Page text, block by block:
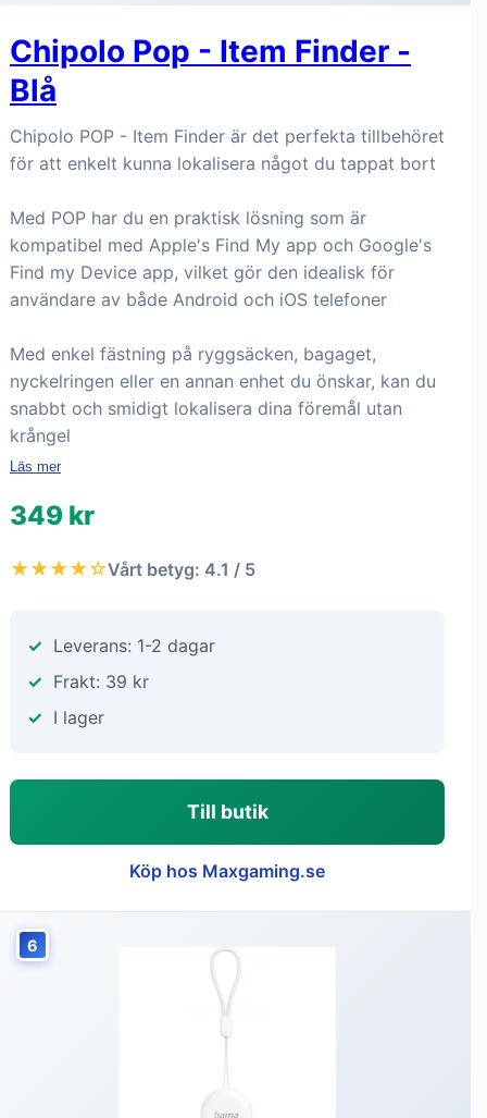
Chipolo Pop - Item Finder -
Blå
Chipolo POP - Item Finder är det perfekta tillbehöret
för att enkelt kunna lokalisera något du tappat bort
Med POP har du en praktisk lösning som är
kompatibel med Apple's Find My app och Google's
Find my Device app, vilket gör den idealisk för
användare av både Android och iOS telefoner
Med enkel fästning på ryggsäcken, bagaget,
nyckelringen eller en annan enhet du önskar, kan du
snabbt och smidigt lokalisera dina föremål utan
krångel
Läs mer
349 kr
★★★★☆Vårt betyg: 4.1 / 5
Leverans: 1-2 dagar
Frakt: 39 kr
I lager
Till butik
Köp hos Maxgaming.se
6